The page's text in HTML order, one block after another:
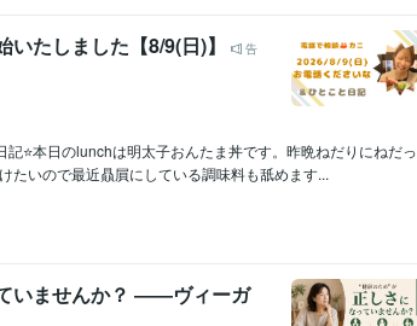
いたしました【8/9(日)】
告
⭐本日のlunchは明太子おんたま丼です。昨晩ねだりにねだっ
たいので最近贔屓にしている調味料も舐めます...
いませんか？ ――ヴィーガ